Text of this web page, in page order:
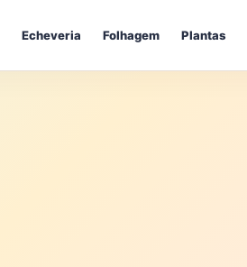
Echeveria Folhagem Plantas